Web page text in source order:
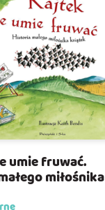
umie fruwać.
miłośnika